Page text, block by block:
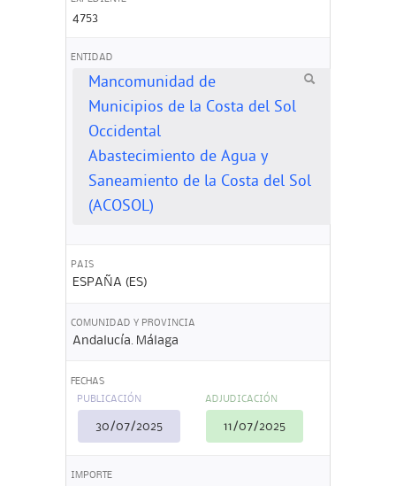
4753
ENTIDAD
Mancomunidad de
Municipios de la Costa del Sol
Occidental
Abastecimiento de Agua y
Saneamiento de la Costa del Sol
(ACOSOL)
PAIS
ESPAÑA (ES)
COMUNIDAD Y PROVINCIA
Andalucía. Málaga
FECHAS
PUBLICACIÓN
30/07/2025
ADJUDICACIÓN
11/07/2025
IMPORTE